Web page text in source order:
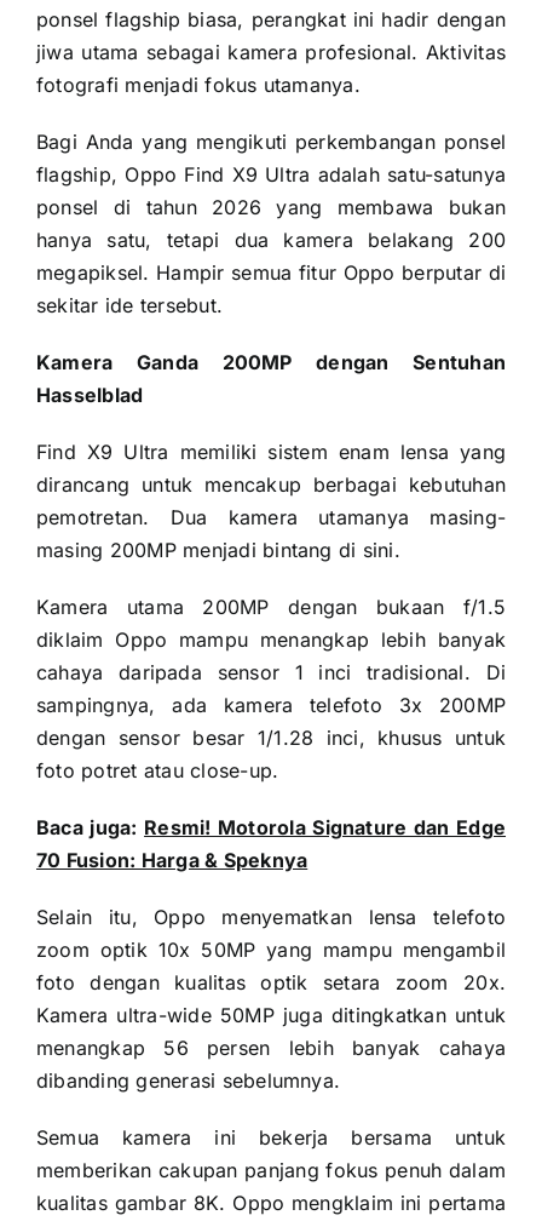
ponsel flagship biasa, perangkat ini hadir dengan
jiwa utama sebagai kamera profesional. Aktivitas
fotografi menjadi fokus utamanya.
Bagi Anda yang mengikuti perkembangan ponsel
flagship, Oppo Find X9 Ultra adalah satu-satunya
ponsel di tahun 2026 yang membawa bukan
hanya satu, tetapi dua kamera belakang 200
megapiksel. Hampir semua fitur Oppo berputar di
sekitar ide tersebut.
Kamera Ganda 200MP dengan Sentuhan
Hasselblad
Find X9 Ultra memiliki sistem enam lensa yang
dirancang untuk mencakup berbagai kebutuhan
pemotretan. Dua kamera utamanya masing-
masing 200MP menjadi bintang di sini.
Kamera utama 200MP dengan bukaan f/1.5
diklaim Oppo mampu menangkap lebih banyak
cahaya daripada sensor 1 inci tradisional. Di
sampingnya, ada kamera telefoto 3x 200MP
dengan sensor besar 1/1.28 inci, khusus untuk
foto potret atau close-up.
Baca juga: Resmi! Motorola Signature dan Edge
70 Fusion: Harga & Speknya
Selain itu, Oppo menyematkan lensa telefoto
zoom optik 10x 50MP yang mampu mengambil
foto dengan kualitas optik setara zoom 20x.
Kamera ultra-wide 50MP juga ditingkatkan untuk
menangkap 56 persen lebih banyak cahaya
dibanding generasi sebelumnya.
Semua kamera ini bekerja bersama untuk
memberikan cakupan panjang fokus penuh dalam
kualitas gambar 8K. Oppo mengklaim ini pertama